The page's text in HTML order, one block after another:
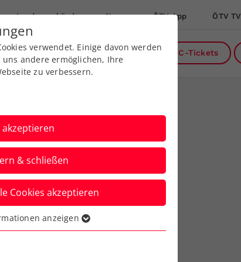
Landesverbände News ÖTV App ÖTV TV
Über uns DC-Tickets
verwendet. Einige davon werden
andere ermöglichen, Ihre
zu verbessern.
akzeptieren
& schließen
Cookies akzeptieren
grundlegende Funktionen der
dass die Webseite
anzeigen